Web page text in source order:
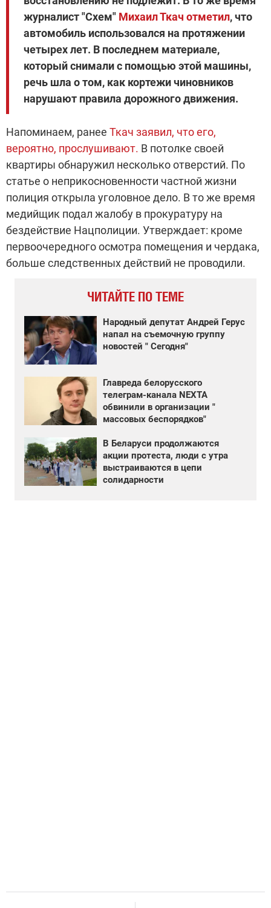
журналист "Схем" Михаил Ткач отметил, что
автомобиль использовался на протяжении
четырех лет. В последнем материале,
который снимали с помощью этой машины,
речь шла о том, как кортежи чиновников
нарушают правила дорожного движения.
Напоминаем, ранее Ткач заявил, что его,
вероятно, прослушивают. В потолке своей
квартиры обнаружил несколько отверстий. По
статье о неприкосновенности частной жизни
полиция открыла уголовное дело. В то же время
медийщик подал жалобу в прокуратуру на
бездействие Нацполиции. Утверждает: кроме
первоочередного осмотра помещения и чердака,
больше следственных действий не проводили.
ЧИТАЙТЕ ПО ТЕМЕ
Народный депутат Андрей Герус
напал на съемочную группу
новостей " Сегодня"
Главреда белорусского
телеграм-канала NEXTA
обвинили в организации "
массовых беспорядков"
В Беларуси продолжаются
акции протеста, люди с утра
выстраиваются в цепи
солидарности